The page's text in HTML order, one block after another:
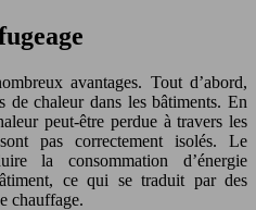
avantages. Tout d’abord,
de chaleur dans les bâtiments. En
peut-être perdue à travers les
pas correctement isolés. Le
la consommation d’énergie
ce qui se traduit par des
chauffage.